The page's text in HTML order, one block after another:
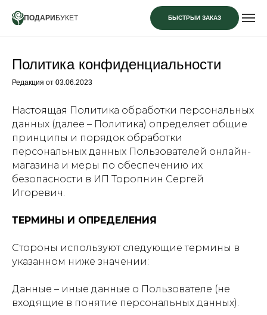
ПОДАРИ БУКЕТ БЫСТРЫЙ ЗАКАЗ
Политика конфиденциальности
Редакция от 03.06.2023
Настоящая Политика обработки персональных
данных (далее – Политика) определяет общие
принципы и порядок обработки
персональных данных Пользователей онлайн-
магазина и меры по обеспечению их
безопасности в ИП Торопнин Сергей
Игоревич.
ТЕРМИНЫ И ОПРЕДЕЛЕНИЯ
Стороны используют следующие термины в
указанном ниже значении:
Данные – иные данные о Пользователе (не
входящие в понятие персональных данных).